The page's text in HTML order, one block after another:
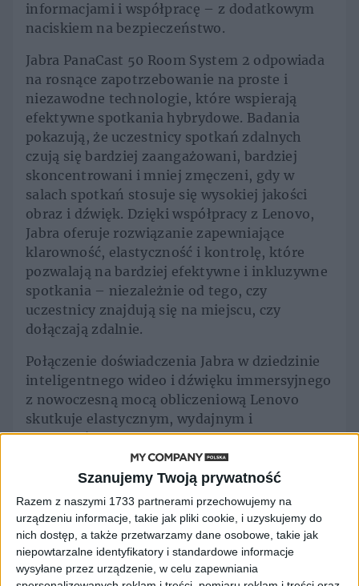
Szanujemy Twoją prywatność
Razem z naszymi 1733 partnerami przechowujemy na
urządzeniu informacje, takie jak pliki cookie, i uzyskujemy do
nich dostęp, a także przetwarzamy dane osobowe, takie jak
niepowtarzalne identyfikatory i standardowe informacje
wysyłane przez urządzenie, w celu zapewniania
informacjami i współpracę – z dodatkowym
naciskiem na bezpieczeństwo.
Jabra PanaCast 50 Room System 2 odpowiada
na rosnące zapotrzebowanie na proste i
niezawodne technologie, które wspierają
efektywne spotkania hybrydowe. Badania
pokazują, że uczestnicy spotkań zdalnych
czują się bardziej zaangażowani, bardziej
skoncentrowani i mniej zmęczeni, gdy w
salach spotkań stosuje się wysokiej jakości
obraz i dźwięk. Dzięki współpracy z Lenovo,
Jabra oferuje rozwiązanie zapewniające
klarowność, elastyczność i kontrolę, które
pozwalają na bardziej efektywne i inkluzywne
spotkania – niezależnie od tego, czy
uczestnicy znajdują się na miejscu, czy
dołączają zdalnie.
Połączenie doświadczenia Jabra w dziedzinie
inteligentnego wideo i dźwięku immersyjnego
z nowoczesną mocą obliczeniową Lenovo
skutkuje elastycznym, wydajnym i
przyszłościowym rozwiązaniem dla sal
konferencyjnych, które sprawia, że
współpraca hybrydowa staje się bardziej
płynna i angażująca dla wszystkich.
Rozwiązanie
wideokonferencyjne